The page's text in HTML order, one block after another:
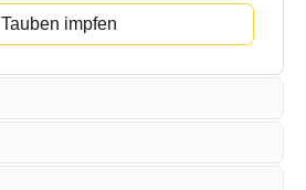
Tauben impfen